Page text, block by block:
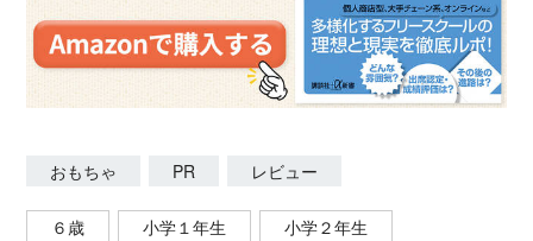
おもちゃ PR レビュー
６歳 小学１年生
小学２年生